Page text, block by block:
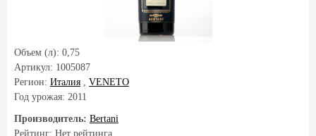
Объем (л): 0,75
Артикул: 1005087
Регион: Италия , VENETO
Год урожая: 2011
Производитель: Bertani
Рейтинг: Нет рейтинга